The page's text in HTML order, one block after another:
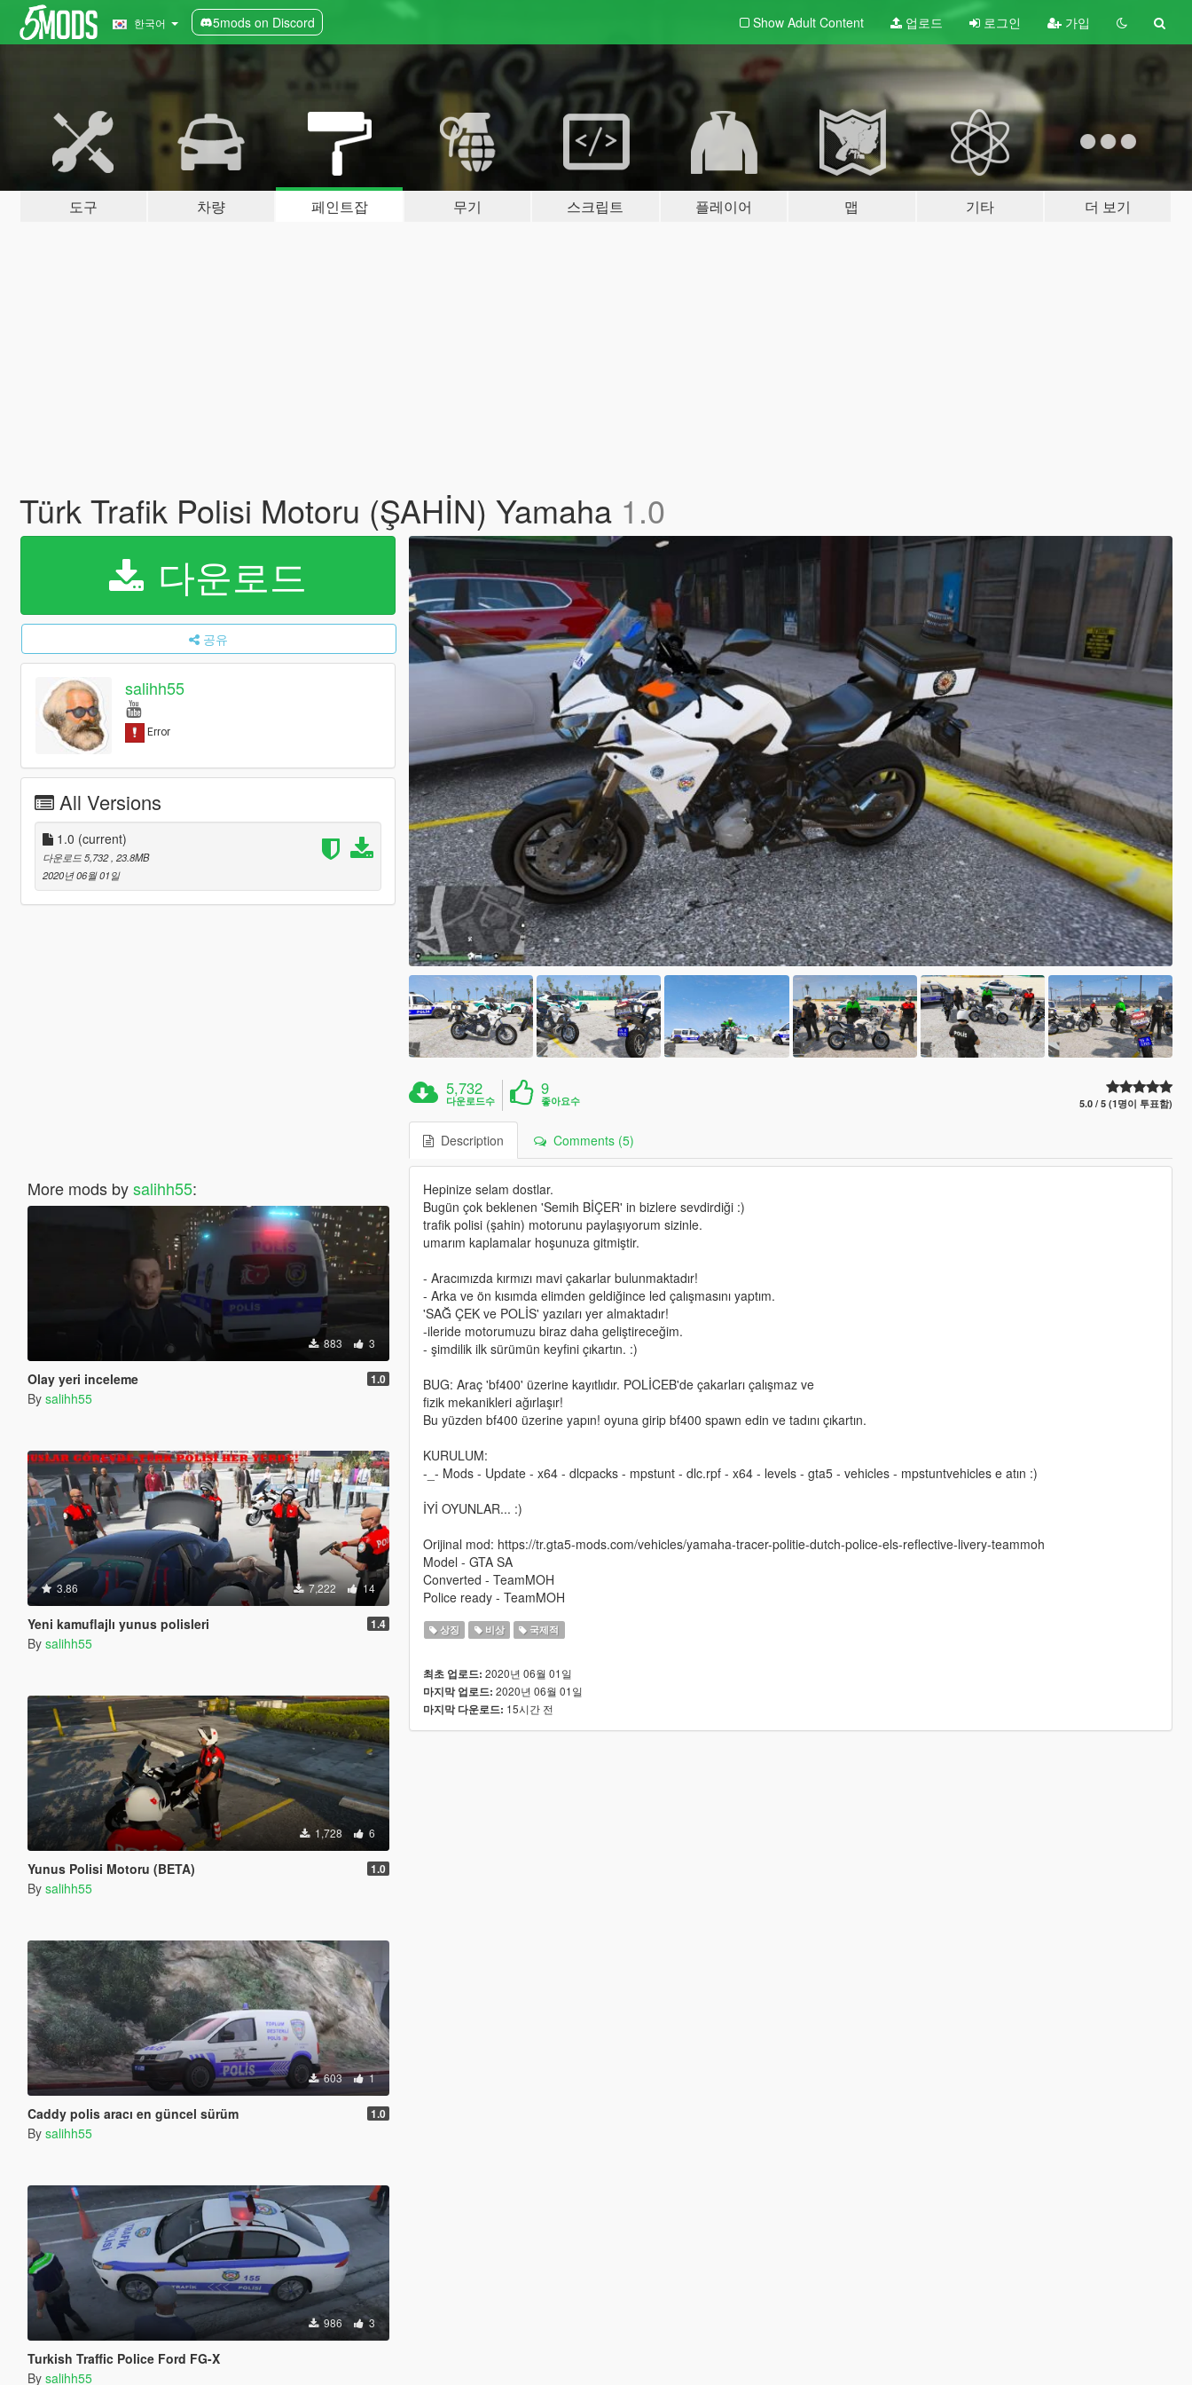
한국어 5mods on Discord Show Adult Content 업로드 로그인 가입
도구 차량 페인트잡 무기 스크립트 플레이어 맵 기타 더 보기
Türk Trafik Polisi Motoru (ŞAHİN) Yamaha 1.0
다운로드
공유
salihh55
All Versions
1.0 (current)
다운로드 5,732 , 23.8MB
2020년 06월 01일
More mods bysalihh55:
883 3
Olay yeri inceleme 1.0
By salihh55
3.86 7,222 14
Yeni kamuflajlı yunus polisleri 1.4
By salihh55
1,728 6
Yunus Polisi Motoru (BETA) 1.0
By salihh55
603 1
Caddy polis aracı en güncel sürüm 1.0
By salihh55
986 3
Turkish Traffic Police Ford FG-X
By salihh55
5,732
다운로드수
9
좋아요수 5.0 / 5 (1명이 투표함)
Description Comments (5)
Hepinize selam dostlar.
Bugün çok beklenen 'Semih BİÇER' in bizlere sevdirdiği :)
trafik polisi (şahin) motorunu paylaşıyorum sizinle.
umarım kaplamalar hoşunuza gitmiştir.
- Aracımızda kırmızı mavi çakarlar bulunmaktadır!
- Arka ve ön kısımda elimden geldiğince led çalışmasını yaptım.
'SAĞ ÇEK ve POLİS' yazıları yer almaktadır!
-ileride motorumuzu biraz daha geliştireceğim.
- şimdilik ilk sürümün keyfini çıkartın. :)
BUG: Araç 'bf400' üzerine kayıtlıdır. POLİCEB'de çakarları çalışmaz ve
fizik mekanikleri ağırlaşır!
Bu yüzden bf400 üzerine yapın! oyuna girip bf400 spawn edin ve tadını çıkartın.
KURULUM:
-_- Mods - Update - x64 - dlcpacks - mpstunt - dlc.rpf - x64 - levels - gta5 - vehicles - mpstuntvehicles e atın :)
İYİ OYUNLAR... :)
Orijinal mod: https://tr.gta5-mods.com/vehicles/yamaha-tracer-politie-dutch-police-els-reflective-livery-teammoh
Model - GTA SA
Converted - TeamMOH
Police ready - TeamMOH
상징 비상 국제적
최초 업로드: 2020년 06월 01일
마지막 업로드: 2020년 06월 01일
마지막 다운로드: 15시간 전